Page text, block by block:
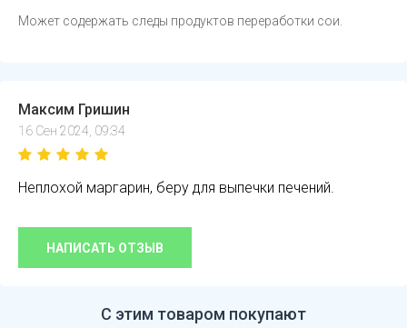
Может содержать следы продуктов переработки сои.
Максим Гришин
16 Сен 2024, 09:34
Неплохой маргарин, беру для выпечки печений.
НАПИСАТЬ ОТЗЫВ
С этим товаром покупают